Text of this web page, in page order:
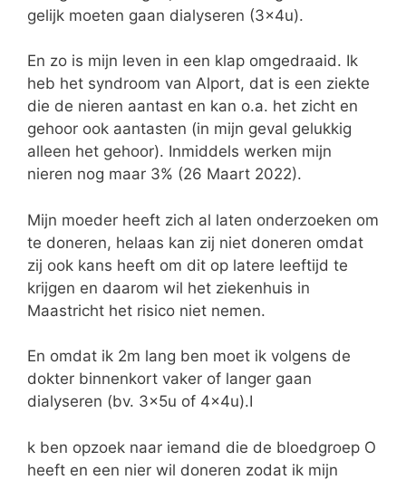
gelijk moeten gaan dialyseren (3x4u).
En zo is mijn leven in een klap omgedraaid. Ik
heb het syndroom van Alport, dat is een ziekte
die de nieren aantast en kan o.a. het zicht en
gehoor ook aantasten (in mijn geval gelukkig
alleen het gehoor). Inmiddels werken mijn
nieren nog maar 3% (26 Maart 2022).
Mijn moeder heeft zich al laten onderzoeken om
te doneren, helaas kan zij niet doneren omdat
zij ook kans heeft om dit op latere leeftijd te
krijgen en daarom wil het ziekenhuis in
Maastricht het risico niet nemen.
En omdat ik 2m lang ben moet ik volgens de
dokter binnenkort vaker of langer gaan
dialyseren (bv. 3x5u of 4x4u).I
k ben opzoek naar iemand die de bloedgroep O
heeft en een nier wil doneren zodat ik mijn